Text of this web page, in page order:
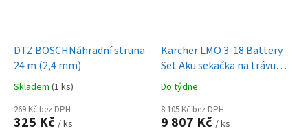
DTZ BOSCHNáhradní struna
24 m (2,4 mm)
Skladem (1 ks)
269 Kč bez DPH
325 Kč / ks
Karcher LMO 3-18 Battery
Set Aku sekačka na trávu
(1.445-411.0)
Do týdne
8 105 Kč bez DPH
9 807 Kč / ks